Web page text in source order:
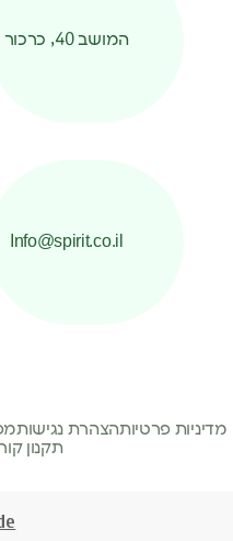
המושב 40, כרכור
Info@spirit.co.il
מדיניות פרטיותהצהרת נגישות
תקנון